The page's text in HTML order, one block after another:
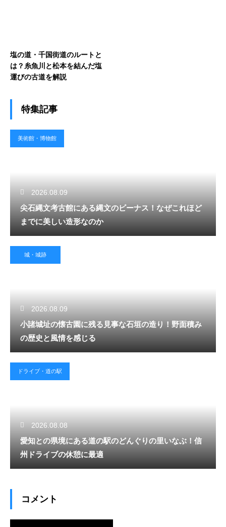
塩の道・千国街道のルートと
は？糸魚川と松本を結んだ塩
運びの古道を解説
特集記事
美術館・博物館
2026.08.09
尖石縄文考古館にある縄文のビーナス！なぜこれほど
までに美しい造形なのか
城・城跡
2026.08.09
小諸城址の懐古園に残る見事な石垣の造り！野面積み
の歴史と風情を感じる
ドライブ・道の駅
2026.08.08
愛知との県境にある道の駅のどんぐりの里いなぶ！信
州ドライブの休憩に最適
コメント